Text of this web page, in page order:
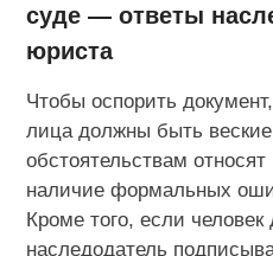
суде — ответы
юриста
Чтобы оспорить
лица должны быть
обстоятельствам
наличие формальных
Кроме того, если человек
наследодатель